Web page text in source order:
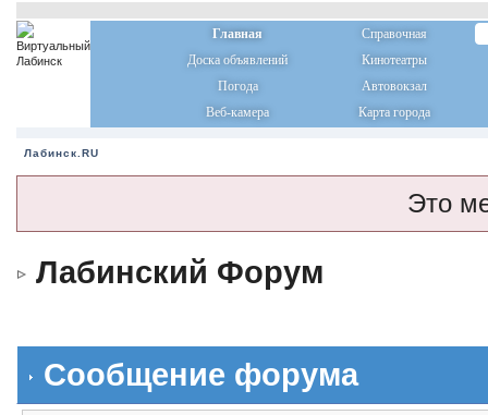
Главная
Справочная
Доска объявлений
Кинотеатры
Погода
Автовокзал
Веб-камера
Карта города
Лабинск.RU
Это
Лабинский Форум
Сообщение форума